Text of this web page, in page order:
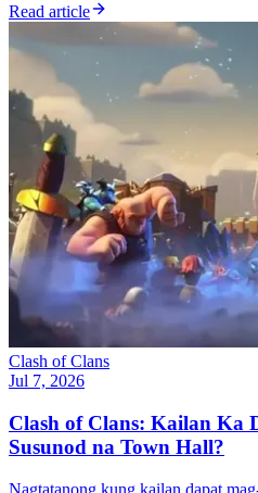
Read article
Clash of Clans
Jul 7, 2026
Clash of Clans: Kailan Ka
Susunod na Town Hall?
Nagtatanong kung kailan dapat